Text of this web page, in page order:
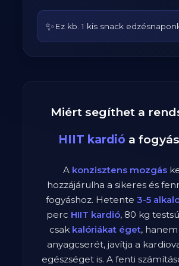
✨Ez kb. 1 kis snack
Miért segíthet a
HIIT kardió a
A konzisztens mozgás
hozzájárulha a sikeres és
fogyáshoz. Hetente 3-5
perc HIIT kardió, 80 kg
csak kalóriákat éget, hanem
anyagcserét, javítja a
egészséget is. A fenti